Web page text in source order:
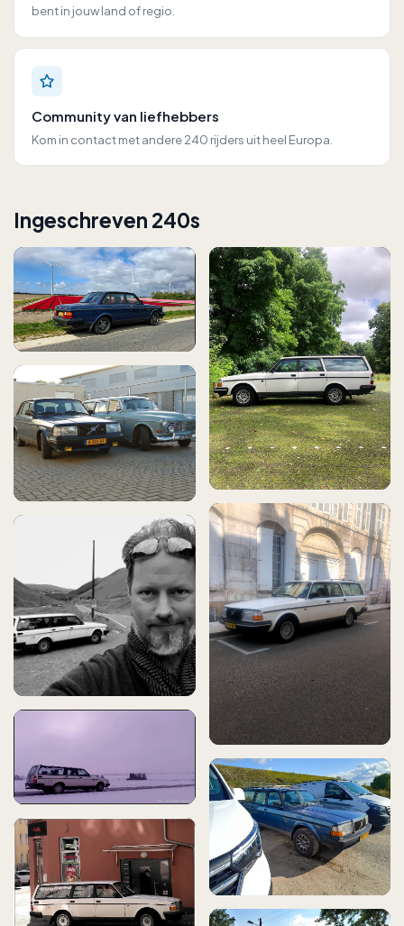
bent in jouw land of regio.
Community van liefhebbers
Kom in contact met andere 240 rijders uit heel Europa.
Ingeschreven 240s